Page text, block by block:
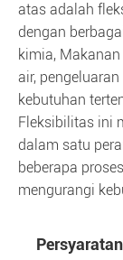
atas adalah
dengan
kimia,
air,
kebutuhan
Fleksibilitas ini
dalam satu
beberapa
mengurangi